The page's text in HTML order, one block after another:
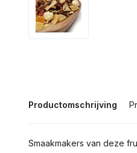
Productomschrijving
Smaakmakers van deze